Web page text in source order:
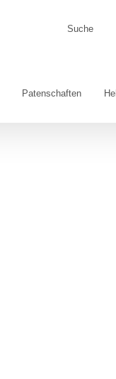
Patenschaften